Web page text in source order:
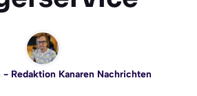
- Redaktion Kanaren Nachrichten